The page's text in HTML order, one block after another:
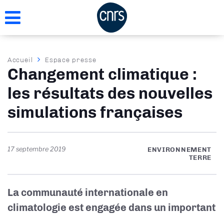
au
Fil
d'Ariane
Accueil Espace presse
Changement climatique :
les résultats des nouvelles
simulations françaises
17 septembre 2019
ENVIRONNEMENT
TERRE
La communauté internationale en
climatologie est engagée dans un important